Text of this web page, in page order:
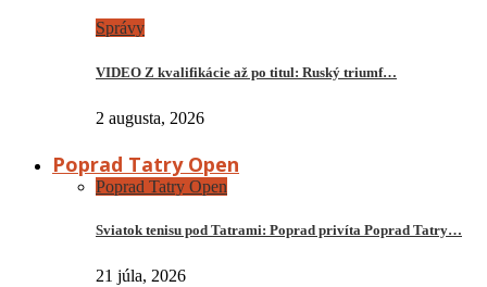
Správy
VIDEO Z kvalifikácie až po titul: Ruský triumf…
2 augusta, 2026
Poprad Tatry Open
Poprad Tatry Open
Sviatok tenisu pod Tatrami: Poprad privíta Poprad Tatry…
21 júla, 2026